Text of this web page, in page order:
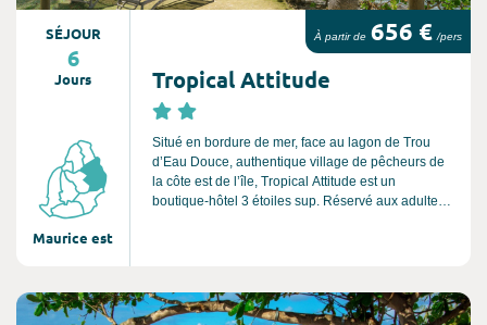
SÉJOUR
6
Jours
Maurice est
À partir de 656 € /pers
Tropical Attitude
Situé en bordure de mer, face au lagon de Trou
d’Eau Douce, authentique village de pêcheurs de
la côte est de l’île, Tropical Attitude est un
boutique-hôtel 3 étoiles sup. Réservé aux adultes,
Consultez l'offre de voyage